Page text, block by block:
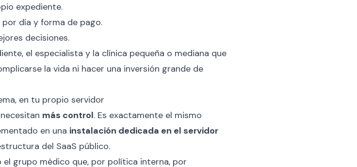
expediente.
día y forma de pago.
decisiones.
el especialista y la clínica pequeña o mediana que
la vida ni hacer una inversión grande de
en tu propio servidor
más control. Es exactamente el mismo
en una instalación dedicada en el servidor
del SaaS público.
el grupo médico que, por política interna, por